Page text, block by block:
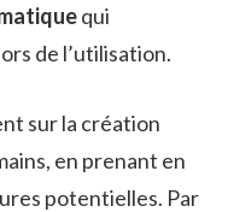
qui
de l’utilisation.
sur la création
en prenant en
potentielles. Par